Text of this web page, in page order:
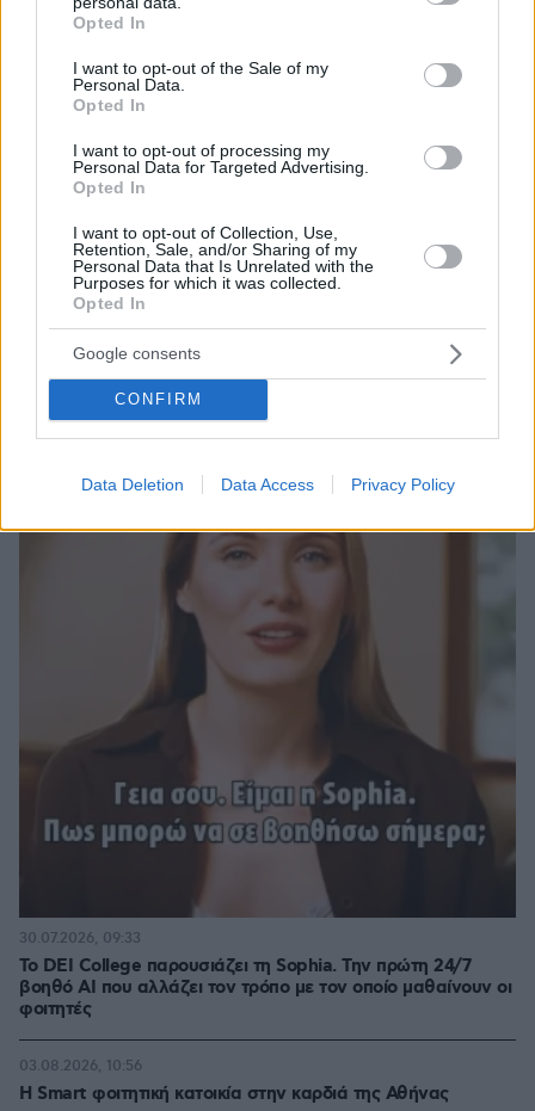
grant or deny consent to Google and its third-party tags to
use your data for below specified purposes in below Google
consent section.
Opted In
I want to opt-out of the Sale of my
Personal Data.
Opted In
I want to opt-out of processing my
Personal Data for Targeted Advertising.
Opted In
I want to opt-out of Collection, Use,
Retention, Sale, and/or Sharing of my
Personal Data that Is Unrelated with the
Purposes for which it was collected.
Opted In
Google consents
CONFIRM
Data Deletion Data Access Privacy Policy
Βαγγέλης Τσάπας: O Ελληνας Crypto φέσωσε
μέχρι και τον πρωθυπουργό του Κατάρ!
Thema Insights
Το DEI College παρουσιάζει τη Sophia. Την πρώτη 24/7
βοηθό AI που αλλάζει τον τρόπο με τον οποίο μαθαίνουν οι
φοιτητές
30.07.2026, 09:33
Η Smart φοιτητική κατοικία στην καρδιά της Αθήνας
03.08.2026, 10:56
Ακολουθήστε το protothema.gr στο Google News
και μάθετε πρώτοι όλες τις ειδήσεις
Δείτε όλες τις τελευταίεςΕιδήσειςαπό την Ελλάδα
και τον Κόσμο, τη στιγμή που συμβαίνουν, στο
Protothema.gr